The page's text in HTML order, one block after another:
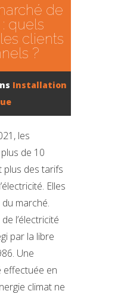
de
quels
clients
?
Installation
les
de 10
des tarifs
Elles
marché.
l’électricité
par la libre
Une
effectuée en
climat ne